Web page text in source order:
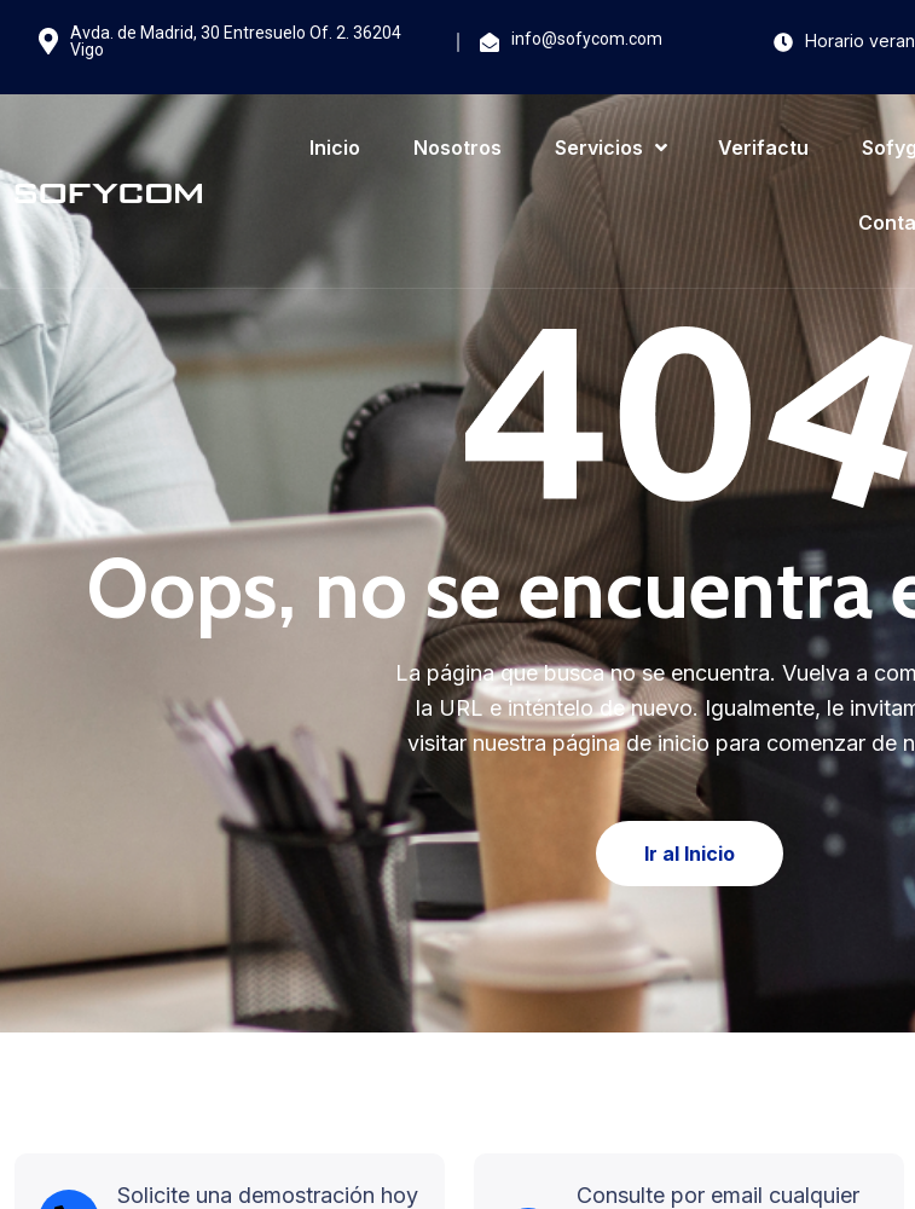
Avda. de Madrid, 30 Entresuelo Of. 2. 36204
Vigo
info@sofycom.com Horario
Inicio Nosotros Servicios Verifactu
Oops, no se encuentra
La página que busca no se encuentra. Vuelva a
la URL e inténtelo de nuevo. Igualmente, le
visitar nuestra página de inicio para comenzar de
Ir al Inicio
Solicite una demostración hoy
Consulte por email cualquier